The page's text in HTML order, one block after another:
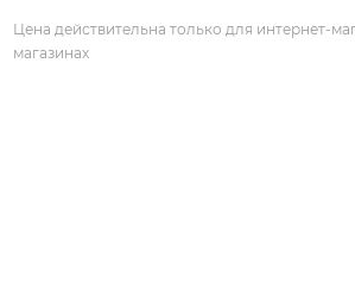
Цена действительна только для интернет-
магазинах